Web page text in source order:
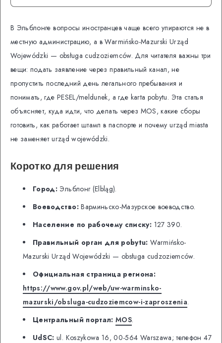
В Эльблонге вопросы иностранцев чаще всего упираются не в
местную администрацию, а в Warmińsko-Mazurski Urząd
Wojewódzki — obsługa cudzoziemców. Для читателя важны три
вещи: подать заявление через правильный канал, не
пропустить последний день легального пребывания и
понимать, где PESEL/meldunek, а где karta pobytu. Эта статья
объясняет, куда идти, что делать через MOS, какие сборы
готовить, как работает штамп в паспорте и почему urząd miasta
не заменяет urząd wojewódzki.
Коротко для решения
Город: Эльблонг (Elbląg).
Воеводство:Варминьско-Мазурское воеводство.
Население по рабочему списку: 127 390.
Правильный орган для pobytu: Warmińsko-
Mazurski Urząd Wojewódzki — obsługa cudzoziemców.
Официальная страница региона:
https://www.gov.pl/web/uw-warminsko-
mazurski/obsluga-cudzoziemcow-i-zaproszenia.
Центральный портал: MOS.
UdSC: ul. Koszykowa 16, 00-564 Warszawa; телефон 47